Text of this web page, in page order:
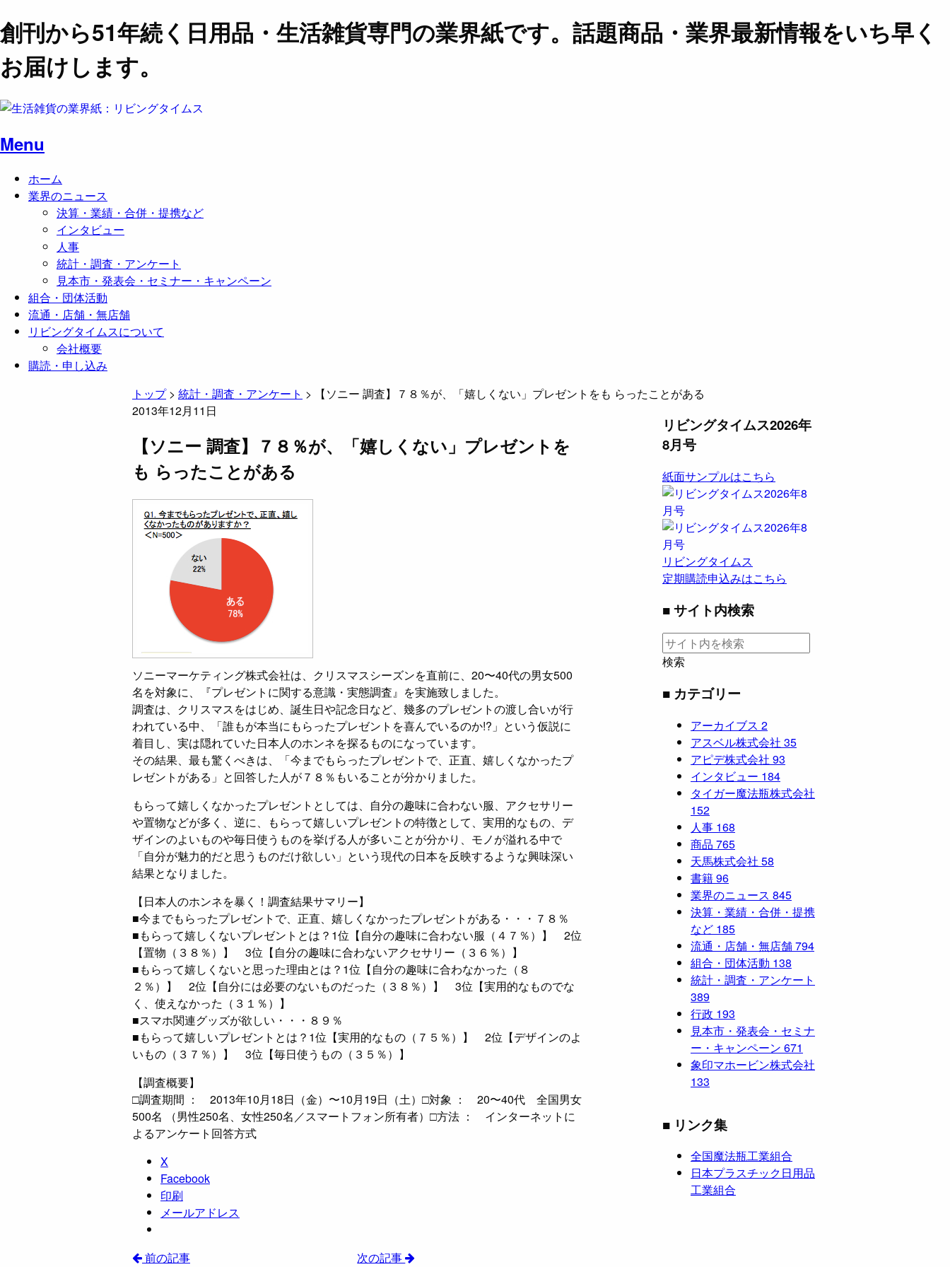
創刊から51年続く日用品・生活雑貨専門の業界紙です。話題商品・業界最新情報をいち早く
お届けします。
Menu
ホーム
業界のニュース
決算・業績・合併・提携など
インタビュー
人事
統計・調査・アンケート
見本市・発表会・セミナー・キャンペーン
組合・団体活動
流通・店舗・無店舗
リビングタイムスについて
会社概要
購読・申し込み
トップ> 統計・調査・アンケート >
【ソニー 調査】７８％が、「嬉しくない」プレゼントをも らったことがある
2013年12月11日
【ソニー 調査】７８％が、「嬉しくない」プレゼントを
も らったことがある
ソニーマーケティング株式会社は、クリスマスシーズンを直前に、20〜40代の男女500
名を対象に、『プレゼントに関する意識・実態調査』を実施致しました。
調査は、クリスマスをはじめ、誕生日や記念日など、幾多のプレゼントの渡し合いが行
われている中、「誰もが本当にもらったプレゼントを喜んでいるのか!?」という仮説に
着目し、実は隠れていた日本人のホンネを探るものになっています。
その結果、最も驚くべきは、「今までもらったプレゼントで、正直、嬉しくなかったプ
レゼントがある」と回答した人が７８％もいることが分かりました。
もらって嬉しくなかったプレゼントとしては、自分の趣味に合わない服、アクセサリー
や置物などが多く、逆に、もらって嬉しいプレゼントの特徴として、実用的なもの、デ
ザインのよいものや毎日使うものを挙げる人が多いことが分かり、モノが溢れる中で
「自分が魅力的だと思うものだけ欲しい」という現代の日本を反映するような興味深い
結果となりました。
【日本人のホンネを暴く！調査結果サマリー】
■今までもらったプレゼントで、正直、嬉しくなかったプレゼントがある・・・７８％
■もらって嬉しくないプレゼントとは？1位【自分の趣味に合わない服（４７％）】 2位
【置物（３８％）】 3位【自分の趣味に合わないアクセサリー（３６％）】
■もらって嬉しくないと思った理由とは？1位【自分の趣味に合わなかった（８
２％）】 2位【自分には必要のないものだった（３８％）】 3位【実用的なものでな
く、使えなかった（３１％）】
■スマホ関連グッズが欲しい・・・８９％
■もらって嬉しいプレゼントとは？1位【実用的なもの（７５％）】 2位【デザインのよ
いもの（３７％）】 3位【毎日使うもの（３５％）】
【調査概要】
□調査期間 ： 2013年10月18日（金）〜10月19日（土）□対象 ： 20〜40代 全国男女
500名 （男性250名、女性250名／スマートフォン所有者）□方法 ： インターネットに
よるアンケート回答方式
X
Facebook
印刷
メールアドレス
前の記事 次の記事
リビングタイムス2026年
8月号
紙面サンプルはこちら
リビングタイムス
定期購読申込みはこちら
■ サイト内検索
検索
■ カテゴリー
アーカイブス 2
アスベル株式会社 35
アピデ株式会社 93
インタビュー 184
タイガー魔法瓶株式会社
152
人事 168
商品 765
天馬株式会社 58
書籍96
業界のニュース 845
決算・業績・合併・提携
など 185
流通・店舗・無店舗794
組合・団体活動 138
統計・調査・アンケート
389
行政 193
見本市・発表会・セミナ
ー・キャンペーン 671
象印マホービン株式会社
133
■ リンク集
全国魔法瓶工業組合
日本プラスチック日用品
工業組合